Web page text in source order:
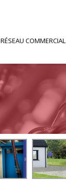
RÉSEAU COMMERCIAL